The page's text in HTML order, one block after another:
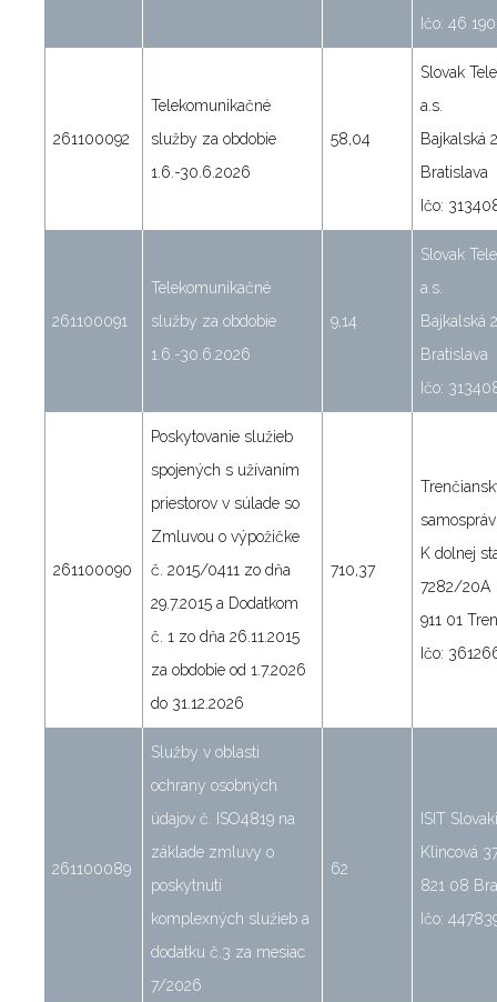
Ičo: 46
261100092
Telekomunikačné
služby za obdobie
1.6.-30.6.2026
58,04
Slovak
a.s.
Bajkalská
Bratislava
Ičo:
261100091
Telekomunikačné
služby za obdobie
1.6.-30.6.2026
9,14
Slovak
a.s.
Bajkalská
Bratislava
Ičo:
261100090
Poskytovanie služieb
spojených s užívaním
priestorov v súlade so
Zmluvou o výpožičke
č. 2015/0411 zo dňa
29.7.2015 a Dodatkom
č. 1 zo dňa 26.11.2015
za obdobie od 1.7.2026
do 31.12.2026
710,37
K dolnej
7282/20A
911 01
Ičo:
261100089
Služby v oblasti
ochrany osobných
údajov č. ISO4819 na
základe zmluvy o
poskytnutí
komplexných služieb a
dodatku č.3 za mesiac
7/2026
62
ISIT
Klincová
821 08
Ičo: